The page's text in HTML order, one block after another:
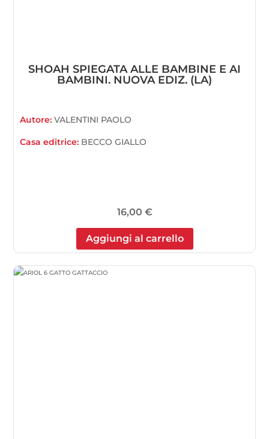
SHOAH SPIEGATA ALLE BAMBINE E AI
BAMBINI. NUOVA EDIZ. (LA)
Autore:VALENTINI PAOLO
Casa editrice: BECCO GIALLO
16,00 €
Aggiungi al carrello